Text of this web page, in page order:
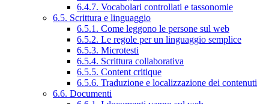
6.4.7. Vocabolari controllati e tassonomie
6.5. Scrittura e linguaggio
6.5.1. Come leggono le persone sul web
6.5.2. Le regole per un linguaggio semplice
6.5.3. Microtesti
6.5.4. Scrittura collaborativa
6.5.5. Content critique
6.5.6. Traduzione e localizzazione dei contenuti
6.6. Documenti